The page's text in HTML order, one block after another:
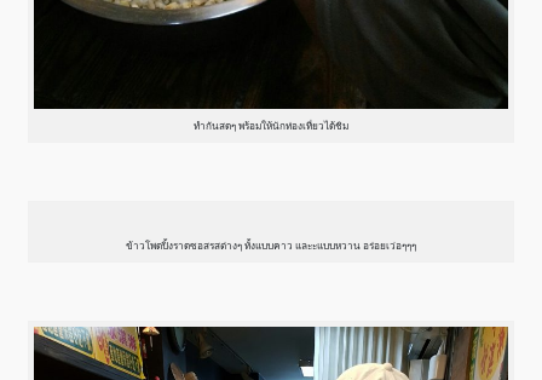
ทำกันสดๆ พร้อมให้นักท่องเที่ยวได้ชิม
ข้าวโพดปิ้งราดซอสรสต่างๆ ทั้งแบบคาว และะแบบหวาน อร่อยเว่อๆๆๆ